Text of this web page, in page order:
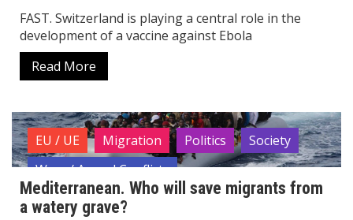
FAST. Switzerland is playing a central role in the
development of a vaccine against Ebola
Read More
EU / UE Migration Politics
Society
Wars / Armed Conflicts
Mediterranean. Who will save migrants from
a watery grave?